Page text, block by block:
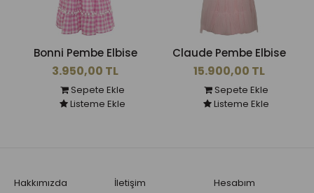
Bonni Pembe Elbise
3.950,00 TL
Sepete Ekle
Listeme Ekle
Claude Pembe Elbise
15.900,00 TL
Sepete Ekle
Listeme Ekle
Hakkımızda
İletişim
Hesabım